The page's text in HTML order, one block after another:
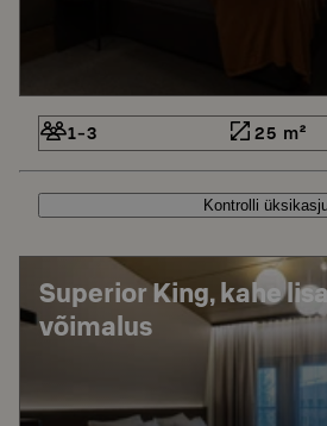
1-3 25 m²
Kontrolli
Superior King, kahe
võimalus